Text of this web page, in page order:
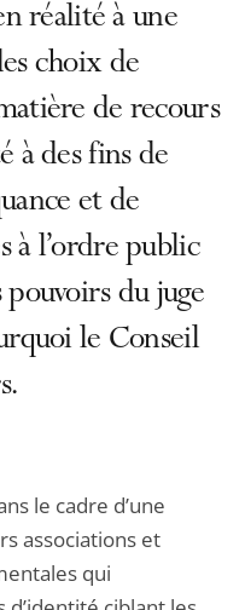
réalité à une
choix de
de recours
à des fins de
et de
à l’ordre public
du juge
le Conseil
le cadre d’une
associations et
qui